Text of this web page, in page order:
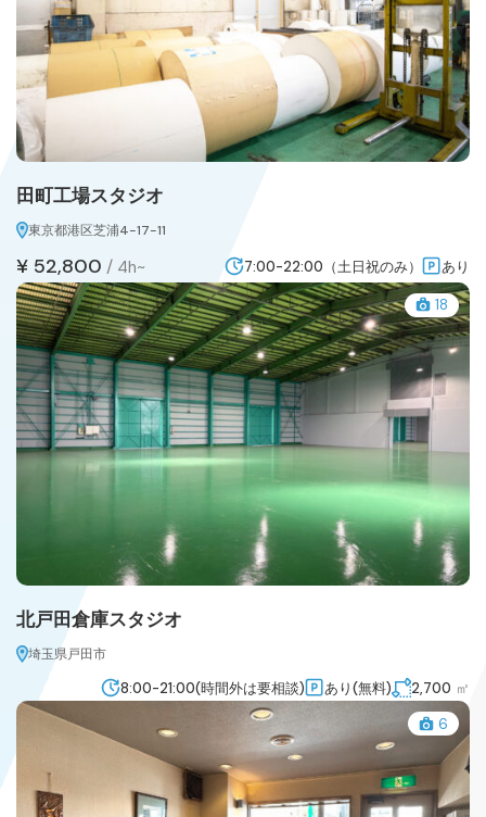
田町工場スタジオ
東京都港区芝浦4-17-11
¥ 52,800 / 4h~ 7:00-22:00（土日祝のみ） あり
18
北戸田倉庫スタジオ
埼玉県戸田市
8:00-21:00(時間外は要相談) あり(無料) 2,700 ㎡
6